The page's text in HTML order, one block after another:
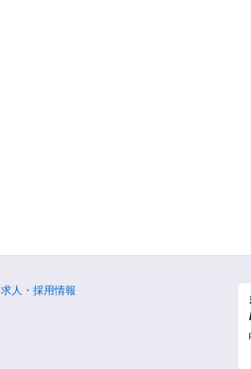
求人・採用情報